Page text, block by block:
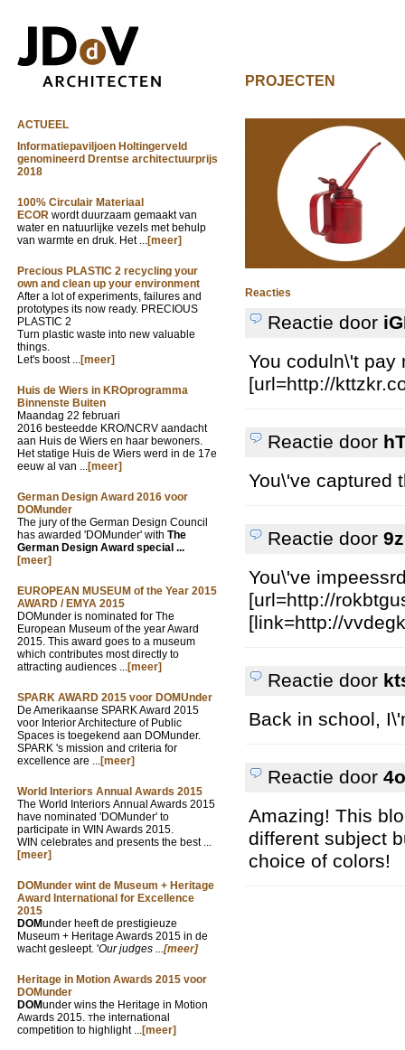
PROJECTEN
ACTUEEL
Informatiepaviljoen Holtingerveld
genomineerd Drentse architectuurprijs
2018
100% Circulair Materiaal
ECOR wordt duurzaam gemaakt van
water en natuurlijke vezels met behulp
van warmte en druk. Het ...[meer]
Precious PLASTIC 2 recycling your
own and clean up your environment
After a lot of experiments, failures and
prototypes its now ready. PRECIOUS
PLASTIC 2
Turn plastic waste into new valuable
things.
Let's boost ...[meer]
Huis de Wiers in KROprogramma
Binnenste Buiten
Maandag 22 februari
2016 besteedde KRO/NCRV aandacht
aan Huis de Wiers en haar bewoners.
Het statige Huis de Wiers werd in de 17e
eeuw al van ...[meer]
German Design Award 2016 voor
DOMunder
The jury of the German Design Council
has awarded 'DOMunder' with The
German Design Award special ...
[meer]
EUROPEAN MUSEUM of the Year 2015
AWARD / EMYA 2015
DOMunder is nominated for The
European Museum of the year Award
2015. This award goes to a museum
which contributes most directly to
attracting audiences ...[meer]
SPARK AWARD 2015 voor DOMUnder
De Amerikaanse SPARK Award 2015
voor Interior Architecture of Public
Spaces is toegekend aan DOMunder.
SPARK 's mission and criteria for
excellence are ...[meer]
World Interiors Annual Awards 2015
The World Interiors Annual Awards 2015
have nominated 'DOMunder' to
participate in WIN Awards 2015.
WIN celebrates and presents the best ...
[meer]
DOMunder wint de Museum + Heritage
Award International for Excellence
2015
DOMunder heeft de prestigieuze
Museum + Heritage Awards 2015 in de
wacht gesleept. 'Our judges ...[meer]
Heritage in Motion Awards 2015 voor
DOMunder
DOMunder wins the Heritage in Motion
Awards 2015. The international
competition to highlight ...[meer]
Reacties
Reactie door
You coduln\'t pay
[url=http://
Reactie door
You\'ve captured
Reactie door
You\'ve
[url=http://
[link=http://
Reactie door
Back in school,
Reactie door
Amazing! This
different subject
choice of colors!